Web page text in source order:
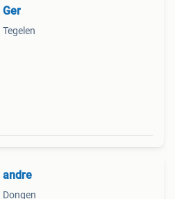
Ger
Tegelen
andre
Dongen